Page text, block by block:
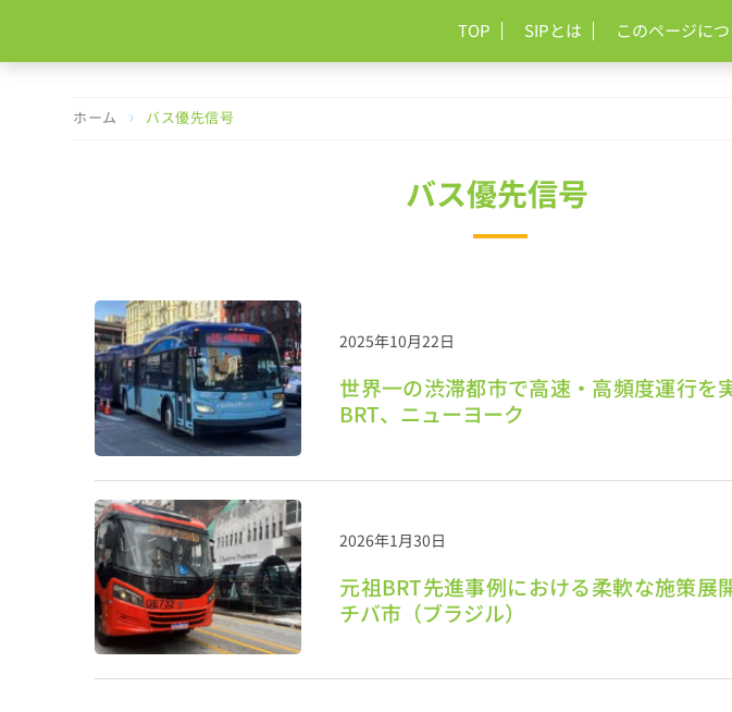
TOP SIPとは このページに
ホーム バス優先信号
バス優先信号
2025年10月22日
世界一の渋滞都市で高速・高頻度運行を
BRT、ニューヨーク
2026年1月30日
元祖BRT先進事例における柔軟な施策展
チバ市（ブラジル）